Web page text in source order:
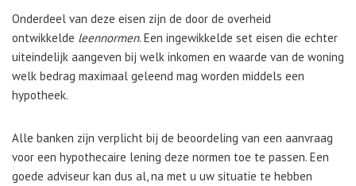
Onderdeel van deze eisen zijn de door de overheid
ontwikkelde leennormen. Een ingewikkelde set eisen die echter
uiteindelijk aangeven bij welk inkomen en waarde van de woning
welk bedrag maximaal geleend mag worden middels een
hypotheek.
Alle banken zijn verplicht bij de beoordeling van een aanvraag
voor een hypothecaire lening deze normen toe te passen. Een
goede adviseur kan dus al, na met u uw situatie te hebben